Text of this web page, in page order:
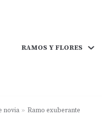
RAMOS Y FLORES
novia » Ramo exuberante